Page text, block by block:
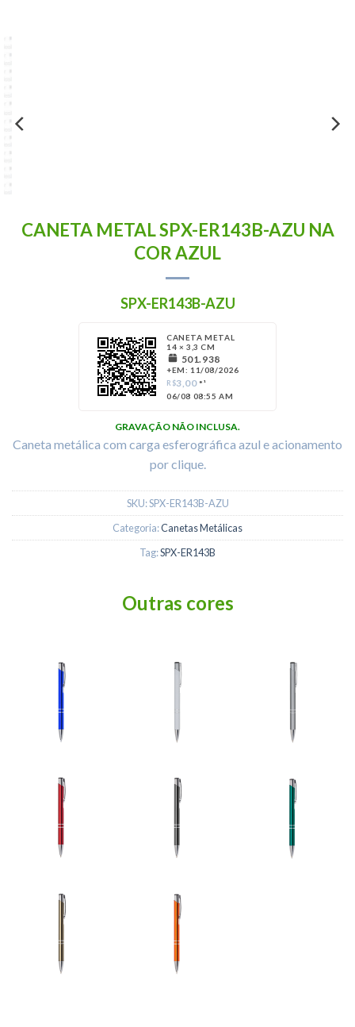
CANETA METAL SPX-ER143B-AZU NA
COR AZUL
SPX-ER143B-AZU
CANETA METAL
14 × 3,3 CM
501.938
+EM: 11/08/2026
R$3,00*¹
06/08 08:55 AM
GRAVAÇÃO NÃO INCLUSA.
Caneta metálica com carga esferográfica azul e acionamento
por clique.
SKU:SPX-ER143B-AZU
Categoria:Canetas Metálicas
Tag:SPX-ER143B
Outras cores